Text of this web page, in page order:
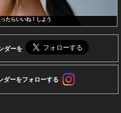
たらいいね！しよう
ダーを
ーをフォローする